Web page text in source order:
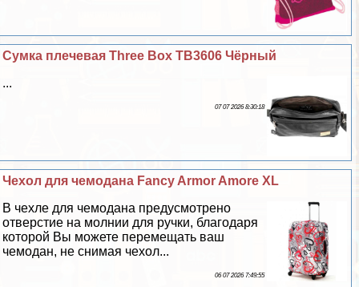
Сумка плечевая Three Box TB3606 Чёрный
...
07 07 2026 8:30:18
Чехол для чемодана Fancy Armor Amore XL
В чехле для чемодана предусмотрено
отверстие на молнии для ручки, благодаря
которой Вы можете перемещать ваш
чемодан, не снимая чехол...
06 07 2026 7:49:55